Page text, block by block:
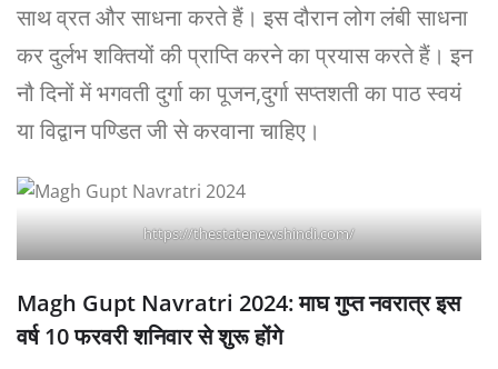
साथ व्रत और साधना करते हैं। इस दौरान लोग लंबी साधना
कर दुर्लभ शक्तियों की प्राप्ति करने का प्रयास करते हैं। इन
नौ दिनों में भगवती दुर्गा का पूजन,दुर्गा सप्तशती का पाठ स्वयं
या विद्वान पण्डित जी से करवाना चाहिए।
https://thestatenewshindi.com/
Magh Gupt Navratri 2024: माघ गुप्त नवरात्र इस
वर्ष 10 फरवरी शनिवार से शुरू होंगे